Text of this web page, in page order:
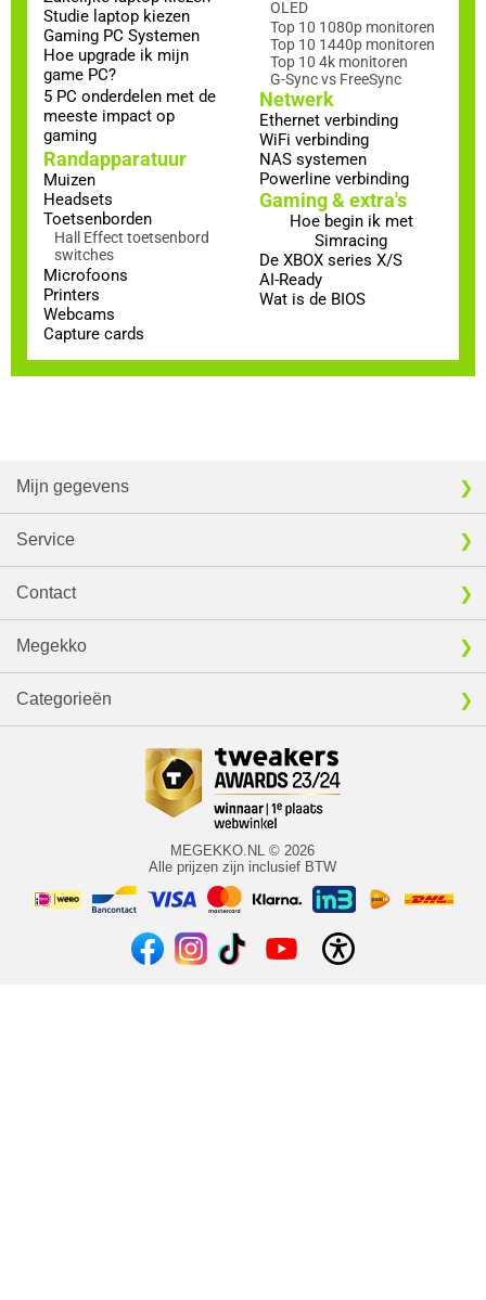
Studie laptop kiezen
Gaming PC Systemen
Hoe upgrade ik mijn
game PC?
5 PC onderdelen met de
meeste impact op
gaming
Randapparatuur
Muizen
Headsets
Toetsenborden
Hall Effect toetsenbord
switches
Microfoons
Printers
Webcams
Capture cards
OLED
Top 10 1080p monitoren
Top 10 1440p monitoren
Top 10 4k monitoren
G-Sync vs FreeSync
Netwerk
Ethernet verbinding
WiFi verbinding
NAS systemen
Powerline verbinding
Gaming & extra's
Hoe begin ik met
Simracing
De XBOX series X/S
AI-Ready
Wat is de BIOS
Mijn gegevens
Service
Contact
Megekko
Categorieën
MEGEKKO.NL © 2026
Alle prijzen zijn inclusief BTW